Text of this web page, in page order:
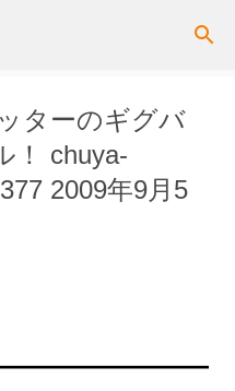
ンテンツに移動
ターのギグバ
！ chuya-
2009年9月5